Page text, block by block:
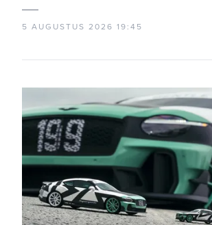
5 AUGUSTUS 2026 19:45